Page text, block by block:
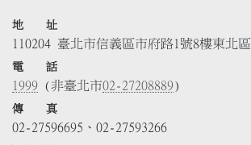
地 址
110204 臺北市信義區市府路1號8樓東北區
電 話
1999 (非臺北市02-27208889)
傳 真
02-27596695、02-27593266